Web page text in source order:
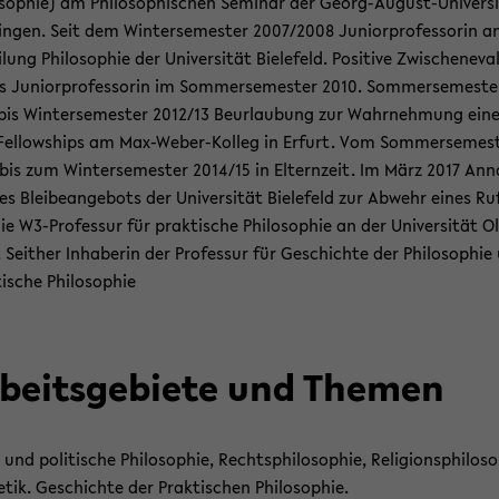
Seit dem Win­ter­se­mes­ter 2007/2008 Ju­ni­or­pro­fes­so­rin
Phi­lo­so­phie der Uni­ver­si­tät Bie­le­feld. Po­si­ti­ve
Ju­ni­or­pro­fes­so­rin im Som­mer­se­mes­ter 2010.
Win­ter­se­mes­ter 2012/13 Be­ur­lau­bung zur Wahr­neh­mung
am Max-​Weber-Kolleg in Er­furt. Vom
zum Win­ter­se­mes­ter 2014/15 in El­tern­zeit. Im März 2017
Blei­be­an­ge­bots der Uni­ver­si­tät Bie­le­feld zur Ab­wehr eines
W3-​Professur für prak­ti­sche Phi­lo­so­phie an der Uni­ver­si­tät
In­ha­be­rin der Pro­fes­sur für Ge­schich­te der Phi­lo­so­phie
Phi­lo­so­phie
und The­men
po­li­ti­sche Phi­lo­so­phie, Rechts­phi­lo­so­phie,
Ge­schich­te der Prak­ti­schen Phi­lo­so­phie.